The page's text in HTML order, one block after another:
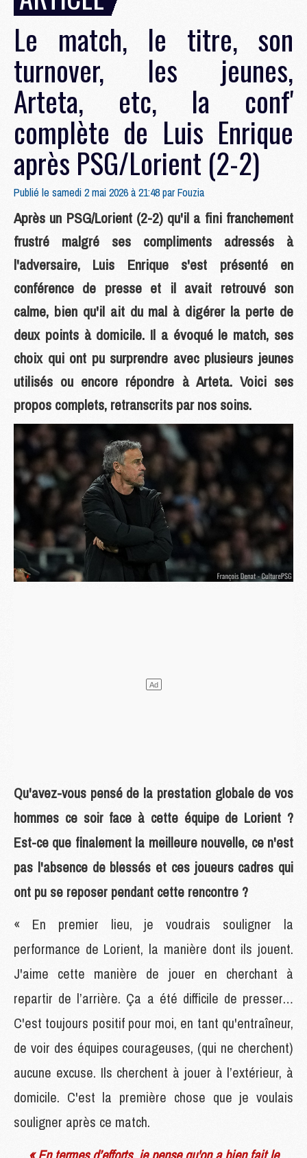
Le match, le titre, son
turnover, les jeunes,
Arteta, etc, la conf'
complète de Luis Enrique
après PSG/Lorient (2-2)
Publié le samedi 2 mai 2026 à 21:48 parFouzia
Après un PSG/Lorient (2-2) qu'il a fini franchement
frustré malgré ses compliments adressés à
l'adversaire, Luis Enrique s'est présenté en
conférence de presse et il avait retrouvé son
calme, bien qu'il ait du mal à digérer la perte de
deux points à domicile. Il a évoqué le match, ses
choix qui ont pu surprendre avec plusieurs jeunes
utilisés ou encore répondre à Arteta. Voici ses
propos complets, retranscrits par nos soins.
Qu'avez-vous pensé de la prestation globale de vos
hommes ce soir face à cette équipe de Lorient ?
Est-ce que finalement la meilleure nouvelle, ce n'est
pas l'absence de blessés et ces joueurs cadres qui
ont pu se reposer pendant cette rencontre ?
« En premier lieu, je voudrais souligner la
performance de Lorient, la manière dont ils jouent.
J'aime cette manière de jouer en cherchant à
repartir de l’arrière. Ça a été difficile de presser…
C'est toujours positif pour moi, en tant qu'entraîneur,
de voir des équipes courageuses, (qui ne cherchent)
aucune excuse. Ils cherchent à jouer à l’extérieur, à
domicile. C'est la première chose que je voulais
souligner après ce match.